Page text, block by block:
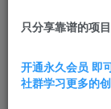
项目介绍
今天和大家分享
只分享靠谱的项
开通永久会员 即
社群学习更多的